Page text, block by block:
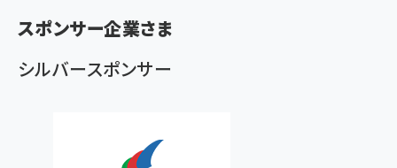
ず
スポンサー企業さま
シルバースポンサー